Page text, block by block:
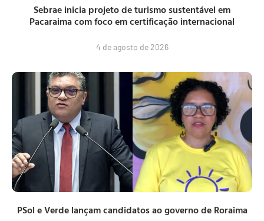
Sebrae inicia projeto de turismo sustentável em
Pacaraima com foco em certificação internacional
4 de agosto de 2026
PSol e Verde lançam candidatos ao governo de Roraima